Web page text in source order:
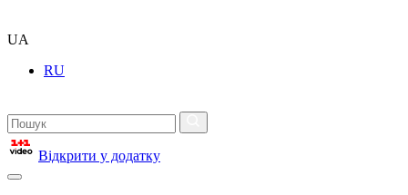
UA
RU
Відкрити у додатку